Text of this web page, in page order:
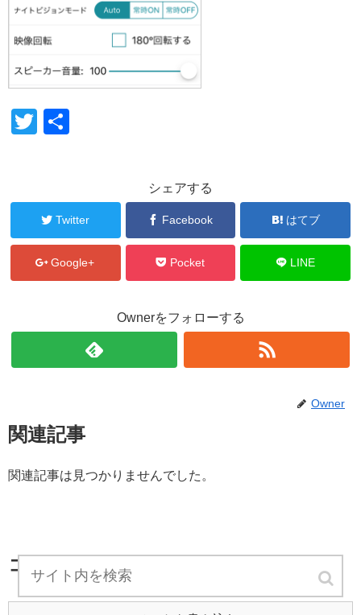
T
er
シェアする
Twitter Facebook はてブ
Google+ Pocket LINE
Ownerをフォローする
Owner
関連記事
関連記事は見つかりませんでした。
コメント